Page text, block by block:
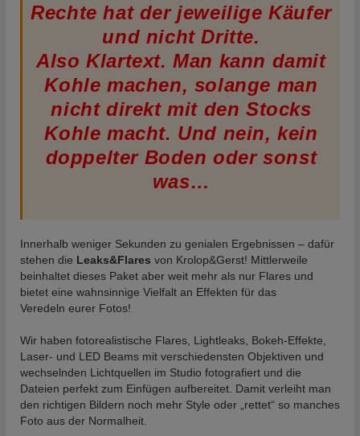
Rechte hat der jeweilige Käufer
und nicht Dritte.
Also Klartext. Man kann damit
Kohle machen, solange man
nicht direkt mit den Stocks
Kohle macht. Und nein, kein
doppelter Boden oder sonst
was…
Innerhalb weniger Sekunden zu genialen Ergebnissen – dafür
stehen die Leaks&Flares von Krolop&Gerst! Mittlerweile
beinhaltet dieses Paket aber weit mehr als nur Flares und
bietet eine wahnsinnige Vielfalt an Effekten für das
Veredeln eurer Fotos!
Wir haben fotorealistische Flares, Lightleaks, Bokeh-Effekte,
Laser- und LED Beams mit verschiedensten Objektiven und
wechselnden Lichtquellen im Studio fotografiert und die
Dateien perfekt zum Einfügen aufbereitet. Damit verleiht man
den richtigen Bildern noch mehr Style oder „rettet“ so manches
Foto aus der Normalheit.